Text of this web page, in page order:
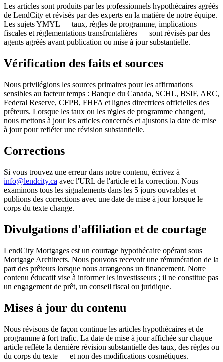
Les articles sont produits par les professionnels hypothécaires agréés
de LendCity et révisés par des experts en la matière de notre équipe.
Les sujets YMYL — taux, règles de programme, implications
fiscales et réglementations transfrontalières — sont révisés par des
agents agréés avant publication ou mise à jour substantielle.
Vérification des faits et sources
Nous privilégions les sources primaires pour les affirmations
sensibles au facteur temps : Banque du Canada, SCHL, BSIF, ARC,
Federal Reserve, CFPB, FHFA et lignes directrices officielles des
prêteurs. Lorsque les taux ou les règles de programme changent,
nous mettons à jour les articles concernés et ajustons la date de mise
à jour pour refléter une révision substantielle.
Corrections
Si vous trouvez une erreur dans notre contenu, écrivez à
info@lendcity.ca avec l'URL de l'article et la correction. Nous
examinons tous les signalements dans les 5 jours ouvrables et
publions des corrections avec une date de mise à jour lorsque le
corps du texte change.
Divulgations d'affiliation et de courtage
LendCity Mortgages est un courtage hypothécaire opérant sous
Mortgage Architects. Nous pouvons recevoir une rémunération de la
part des prêteurs lorsque nous arrangeons un financement. Notre
contenu éducatif vise à informer les investisseurs ; il ne constitue pas
un engagement de prêt, un conseil fiscal ou juridique.
Mises à jour du contenu
Nous révisons de façon continue les articles hypothécaires et de
programme à fort trafic. La date de mise à jour affichée sur chaque
article reflète la dernière révision substantielle des taux, des règles ou
du corps du texte — et non des modifications cosmétiques.